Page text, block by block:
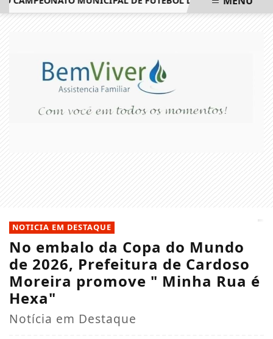
NOTICIA EM DESTAQUE
No embalo da Copa do Mundo
de 2026, Prefeitura de Cardoso
Moreira promove " Minha Rua é
Hexa"
Notícia em Destaque